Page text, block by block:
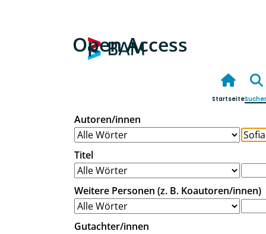
Open Access
Startseite
Autoren/innen
Titel
Weitere Personen (z. B. Koautoren/innen)
Gutachter/innen